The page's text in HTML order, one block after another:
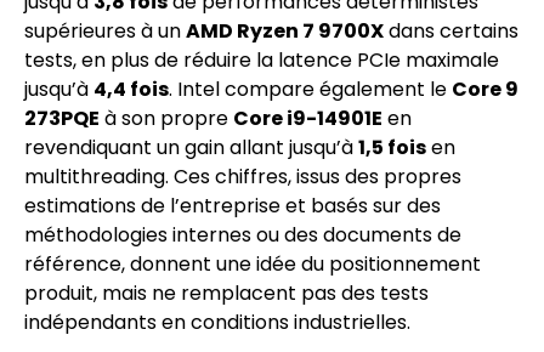
supérieures à unAMD Ryzen 7 9700Xdans certains
tests, en plus de réduire la latence PCIe maximale
jusqu’à 4,4 fois. Intel compare également le Core 9
273PQE à son propre Core i9-14901E en
revendiquant un gain allant jusqu’à1,5 foisen
multithreading. Ces chiffres, issus des propres
estimations de l’entreprise et basés sur des
méthodologies internes ou des documents de
référence, donnent une idée du positionnement
produit, mais ne remplacent pas des tests
indépendants en conditions industrielles.